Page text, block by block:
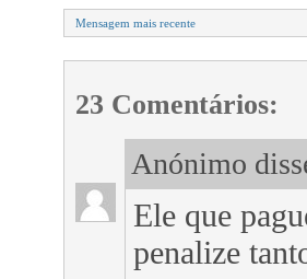
Mensagem mais recente
23 Comentários:
Anónimo
Ele que
penalize